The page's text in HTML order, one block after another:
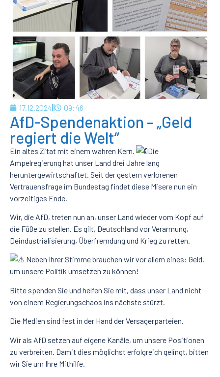
17.12.2024 09:46
AfD-Spendenaktion – „Geld
regiert die Welt“
Ein altes Zitat mit einem wahren Kern.
Die
Ampelregierung hat unser Land drei Jahre lang
heruntergewirtschaftet. Seit der gestern verlorenen
Vertrauensfrage im Bundestag findet diese Misere nun ein
vorzeitiges Ende.
Wir, die AfD, treten nun an, unser Land wieder vom Kopf auf
die Füße zu stellen. Es gilt, Deutschland vor Verarmung,
Deindustrialisierung, Überfremdung und Krieg zu retten.
Neben Ihrer Stimme brauchen wir vor allem eines: Geld,
um unsere Politik umsetzen zu können!
Bitte spenden Sie und helfen Sie mit, dass unser Land nicht
von einem Regierungschaos ins nächste stürzt.
Die Medien sind fest in der Hand der Versagerparteien.
Wir als AfD setzen auf eigene Kanäle, um unsere Positionen
zu verbreiten. Damit dies möglichst erfolgreich gelingt, bitten
wir Sie um Ihre Mithilfe.